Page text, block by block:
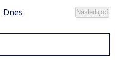
Dnes
Následující
Akce